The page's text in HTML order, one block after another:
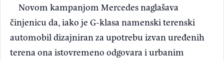
Novom kampanjom Mercedes naglašava
činjenicu da, iako je G-klasa namenski terenski
automobil dizajniran za upotrebu izvan uređenih
terena ona istovremeno odgovara i urbanim